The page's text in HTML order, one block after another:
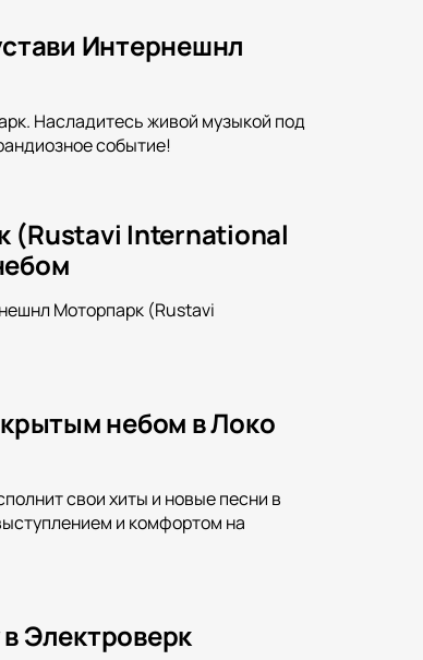
Интернешнл
Насладитесь живой музыкой под
событие!
(Rustavi International
Моторпарк (Rustavi
небом в Локо
свои хиты и новые песни в
и комфортом на
Электроверк